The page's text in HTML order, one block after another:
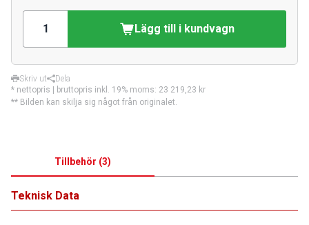
Lägg till i kundvagn
Skriv ut
Dela
* nettopris | bruttopris inkl. 19% moms: 23 219,23 kr
** Bilden kan skilja sig något från originalet.
Tillbehör (3)
Teknisk Data